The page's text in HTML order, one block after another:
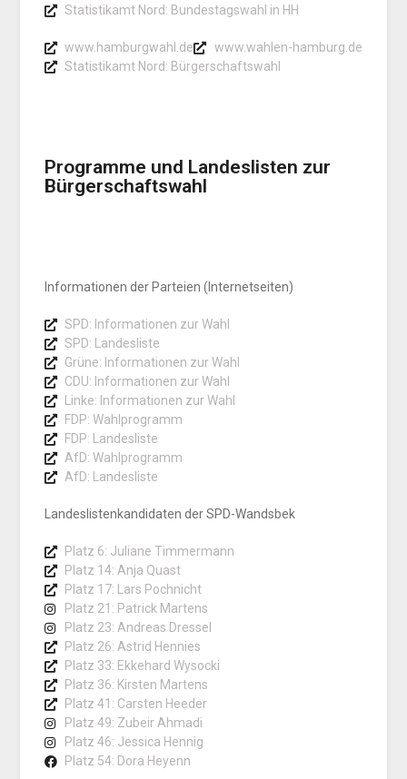
Statistikamt Nord: Bundestagswahl in HH
www.hamburgwahl.de
www.wahlen-hamburg.de
Statistikamt Nord: Bürgerschaftswahl
Programme und Landeslisten zur
Bürgerschaftswahl
Informationen der Parteien (Internetseiten)
SPD: Informationen zur Wahl
SPD: Landesliste
Grüne: Informationen zur Wahl
CDU: Informationen zur Wahl
Linke: Informationen zur Wahl
FDP: Wahlprogramm
FDP: Landesliste
AfD: Wahlprogramm
AfD: Landesliste
Landeslistenkandidaten der SPD-Wandsbek
Platz 6: Juliane Timmermann
Platz 14: Anja Quast
Platz 17: Lars Pochnicht
Platz 21: Patrick Martens
Platz 23: Andreas Dressel
Platz 26: Astrid Hennies
Platz 33: Ekkehard Wysocki
Platz 36: Kirsten Martens
Platz 41: Carsten Heeder
Platz 49: Zubeir Ahmadi
Platz 46: Jessica Hennig
Platz 54: Dora Heyenn